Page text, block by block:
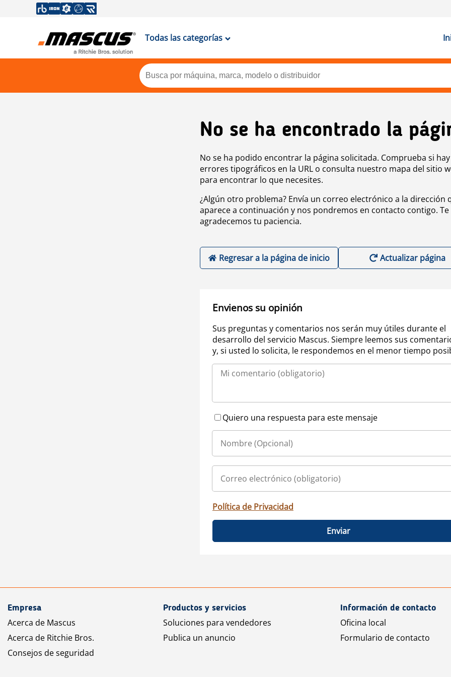
Todas las categorías
No se ha encontrado la
No se ha podido encontrar la página solicitada. Comprueba si hay
errores tipográficos en la URL o consulta nuestro mapa del sitio
para encontrar lo que necesites.
¿Algún otro problema? Envía un correo electrónico a la dirección
aparece a continuación y nos pondremos en contacto contigo. Te
agradecemos tu paciencia.
Regresar a la página de inicio Actualizar página
Envienos su opinión
Sus preguntas y comentarios nos serán muy útiles durante el
desarrollo del servicio Mascus. Siempre leemos sus
y, si usted lo solicita, le respondemos en el menor tiempo
Quiero una respuesta para este mensaje
Política de Privacidad
Enviar
Empresa
Acerca de Mascus
Acerca de Ritchie Bros.
Consejos de seguridad
Productos y servicios
Soluciones para vendedores
Publica un anuncio
Información de contacto
Oficina local
Formulario de contacto